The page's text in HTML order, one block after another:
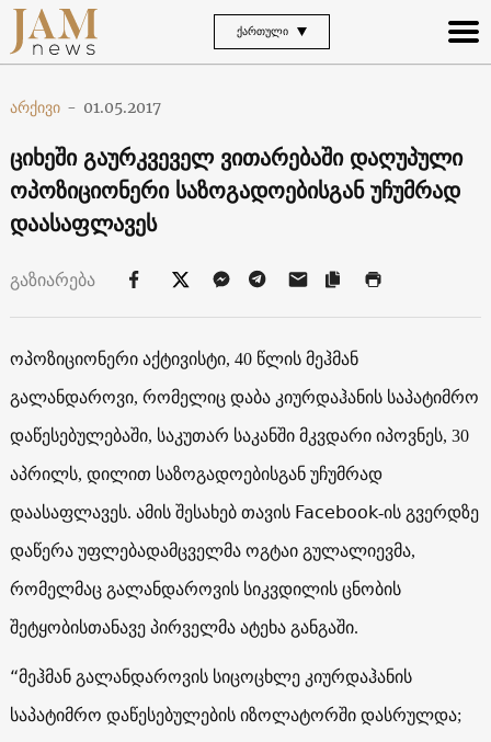
ᲥᲐᲠᲗᲣᲚᲘ
არქივი - 01.05.2017
ციხეში გაურკვეველ ვითარებაში დაღუპული
ოპოზიციონერი საზოგადოებისგან უჩუმრად
დაასაფლავეს
გაზიარება
ოპოზიციონერი აქტივისტი, 40 წლის მეჰმან
გალანდაროვი, რომელიც დაბა კიურდაჰანის საპატიმრო
დაწესებულებაში, საკუთარ საკანში მკვდარი იპოვნეს, 30
აპრილს, დილით საზოგადოებისგან უჩუმრად
დაასაფლავეს. ამის შესახებ თავის Facebook-ის გვერდზე
დაწერა უფლებადამცველმა ოგტაი გულალიევმა,
რომელმაც გალანდაროვის სიკვდილის ცნობის
შეტყობისთანავე პირველმა ატეხა განგაში.
“მეჰმან გალანდაროვის სიცოცხლე კიურდაჰანის
საპატიმრო დაწესებულების იზოლატორში დასრულდა;